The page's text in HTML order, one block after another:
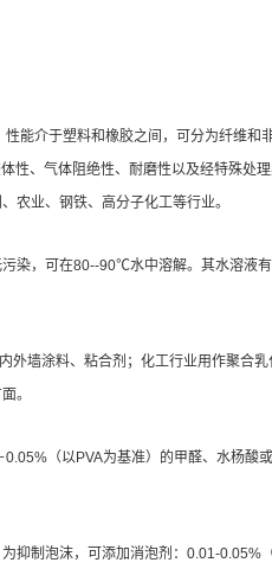
能介于塑料和橡胶之间，可分为纤维和
性、气体阻绝性、耐磨性以及经特殊
农业、钢铁、高分子化工等行业。
染，可在80--90℃水中溶解。其水溶液
墙涂料、粘合剂；化工行业用作聚
。
（以PVA为基准）的甲醛、水杨
制泡沫，可添加消泡剂：0.01-0.05%